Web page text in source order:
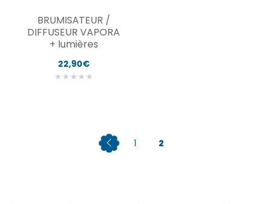
BRUMISATEUR /
DIFFUSEUR VAPORA
+ lumières
22,90€
★ ★ ★ ★ ★
1 2